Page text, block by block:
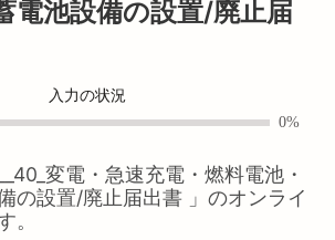
電池設備の設置/廃止届
入力の状況
0%
変電・急速充電・燃料電池・
の設置/廃止届出書 」のオンライ
。